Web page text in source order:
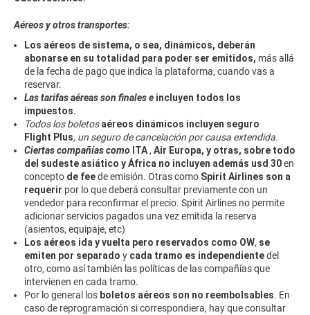
Aéreos y otros transportes:
Los aéreos de sistema, o sea, dinámicos, deberán
abonarse en su totalidad para poder ser emitidos, más allá
de la fecha de pago que indica la plataforma, cuando vas a
reservar.
Las tarifas aéreas son finales e incluyen todos los
impuestos.
Todos los boletosaéreos dinámicos incluyen seguro
Flight Plus, un seguro de cancelación por causa extendida.
Ciertas compañías como ITA , Air Europa, y otras, sobre todo
del sudeste asiático y África no incluyen además usd 30en
concepto de feede emisión. Otras como Spirit Airlines son a
requerir por lo que deberá consultar previamente con un
vendedor para reconfirmar el precio. Spirit Airlines no permite
adicionar servicios pagados una vez emitida la reserva
(asientos, equipaje, etc)
Los aéreos ida y vuelta pero reservados como OW, se
emiten por separado y cada tramo es independientedel
otro, como así también las políticas de las compañías que
intervienen en cada tramo.
Por lo general los boletos aéreos son no reembolsables. En
caso de reprogramación si correspondiera, hay que consultar